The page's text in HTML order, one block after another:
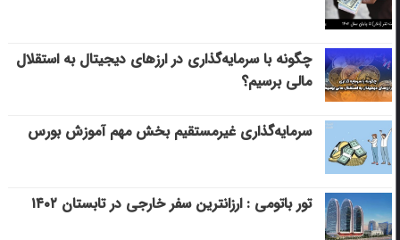
چگونه با سرمایه‌گذاری در ارزهای دیجیتال به استقلال
مالی برسیم؟
سرمایه‌گذاری غیرمستقیم بخش مهم آموزش بورس
تور باتومی : ارزانترین سفر خارجی در تابستان ۱۴۰۲